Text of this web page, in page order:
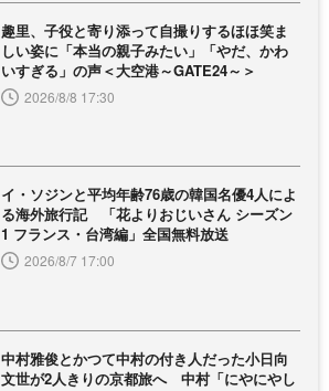
趣里、子役と寄り添って自撮りするほほ笑ま
しい姿に「本当の親子みたい」「やだ、かわ
いすぎる」の声＜大空港～GATE24～＞
2026/8/8 17:30
イ・ソジンと平均年齢76歳の韓国名優4人によ
る海外旅行記 「花よりおじいさん シーズン
1 フランス・台湾編」全国無料放送
2026/8/7 17:00
中村雅俊とかつて中村の付き人だった小日向
文世が2人きりの京都旅へ 中村「にやにやし